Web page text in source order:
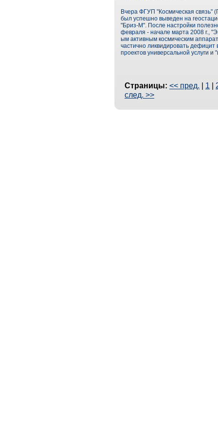
Вчера ФГУП "Космическая связь"
был успешно выведен на
"Бриз-М". После настройки
февраля - начале марта 2008 г.,
ым активным космическим
частично ликвидировать дефицит
проектов универсальной услуги
Страницы: << пред. | 1 |
след. >>